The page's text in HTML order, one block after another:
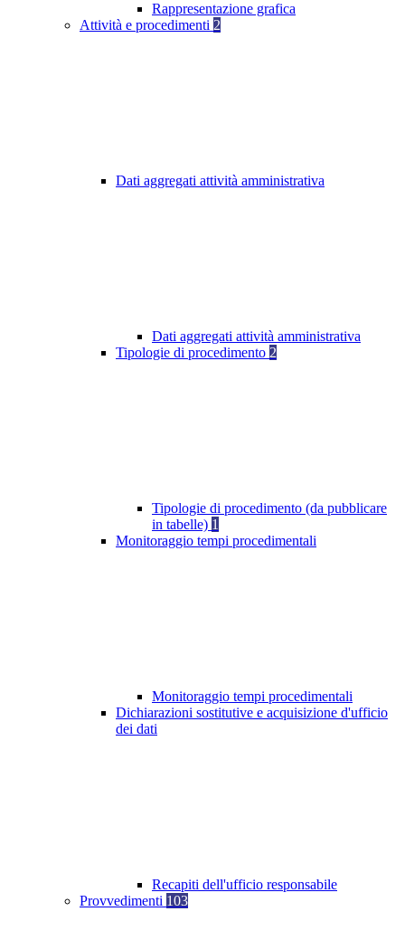
Rappresentazione grafica
Attività e procedimenti 2
Dati aggregati attività amministrativa
Dati aggregati attività amministrativa
Tipologie di procedimento 2
Tipologie di procedimento (da pubblicare
in tabelle) 1
Monitoraggio tempi procedimentali
Monitoraggio tempi procedimentali
Dichiarazioni sostitutive e acquisizione d'ufficio
dei dati
Recapiti dell'ufficio responsabile
Provvedimenti 103